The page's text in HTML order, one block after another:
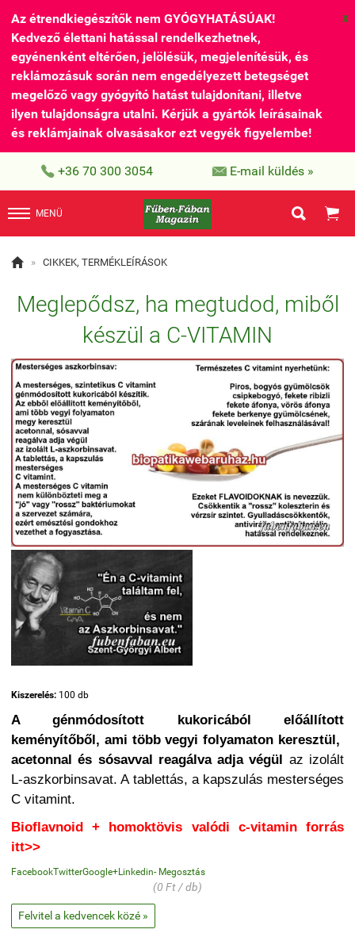
Az étrendkiegészítők nem GYÓGYHATÁSÚAK!
Kedvező élettani hatással rendelkezhetnek,
egyénenként eltérően, jelölésük, megjelenítésük, és
reklámozásuk során nem engedélyezett betegséget
megelőző vagy gyógyító hatást tulajdonítani, illetve
ilyen tulajdonságra utalni. Kérjük a gyártók leírásainak
és reklámjainak olvasásakor ezt vegyék figyelembe!
X
 +36 70 300 3054  E-mail küldés »
MENÜ  
 » CIKKEK, TERMÉKLEÍRÁSOK
Meglepődsz, ha megtudod, miből
készül a C-VITAMIN
Kiszerelés: 100 db
A génmódosított kukoricából előállított
keményítőből, ami több vegyi folyamaton keresztül,
acetonnal és sósavval reagálva adja végül az izolált
L-aszkorbinsavat. A tablettás, a kapszulás mesterséges
C vitamint.
Bioflavnoid + homoktövis valódi c-vitamin forrás
itt>>
FacebookTwitterGoogle+Linkedin- Megosztás
(0 Ft / db)
Felvitel a kedvencek közé »